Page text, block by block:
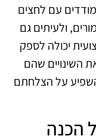
עם לחצים
ולעיתים גם
יכולה לספק
השינויים שהם
על הצלחתם
הכנה